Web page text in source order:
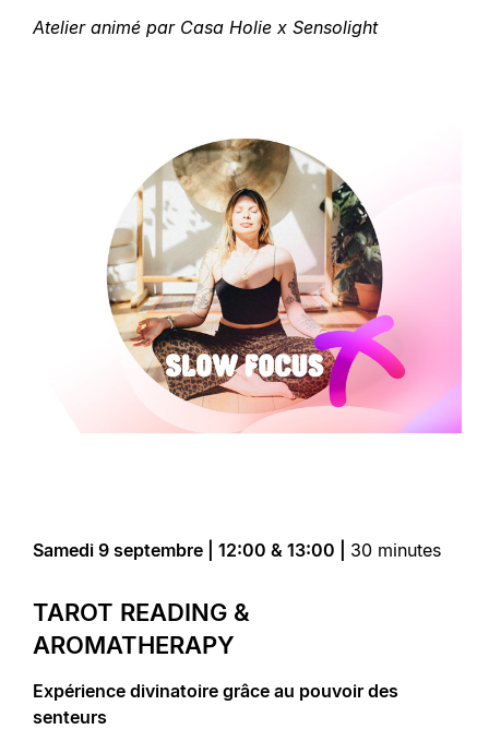
Atelier animé par Casa Holie x Sensolight
Samedi 9 septembre | 12:00 & 13:00 | 30 minutes
TAROT READING &
AROMATHERAPY
Expérience divinatoire grâce au pouvoir des
senteurs